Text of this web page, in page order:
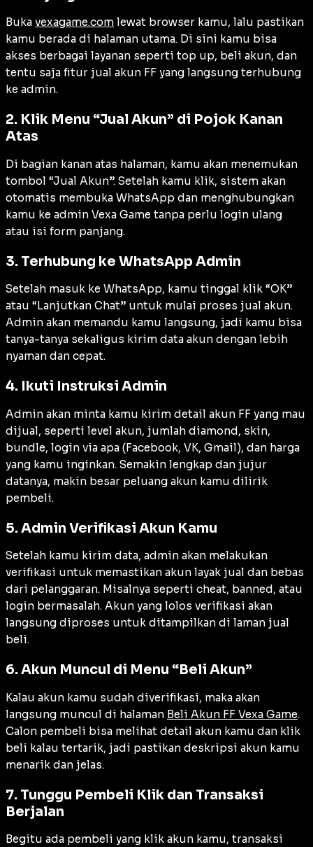
Buka vexagame.com lewat browser kamu, lalu pastikan
kamu berada di halaman utama. Di sini kamu bisa
akses berbagai layanan seperti top up, beli akun, dan
tentu saja fitur jual akun FF yang langsung terhubung
ke admin.
2. Klik Menu “Jual Akun” di Pojok Kanan
Atas
Di bagian kanan atas halaman, kamu akan menemukan
tombol “Jual Akun”. Setelah kamu klik, sistem akan
otomatis membuka WhatsApp dan menghubungkan
kamu ke admin Vexa Game tanpa perlu login ulang
atau isi form panjang.
3. Terhubung ke WhatsApp Admin
Setelah masuk ke WhatsApp, kamu tinggal klik “OK”
atau “Lanjutkan Chat” untuk mulai proses jual akun.
Admin akan memandu kamu langsung, jadi kamu bisa
tanya-tanya sekaligus kirim data akun dengan lebih
nyaman dan cepat.
4. Ikuti Instruksi Admin
Admin akan minta kamu kirim detail akun FF yang mau
dijual, seperti level akun, jumlah diamond, skin,
bundle, login via apa (Facebook, VK, Gmail), dan harga
yang kamu inginkan. Semakin lengkap dan jujur
datanya, makin besar peluang akun kamu dilirik
pembeli.
5. Admin Verifikasi Akun Kamu
Setelah kamu kirim data, admin akan melakukan
verifikasi untuk memastikan akun layak jual dan bebas
dari pelanggaran. Misalnya seperti cheat, banned, atau
login bermasalah. Akun yang lolos verifikasi akan
langsung diproses untuk ditampilkan di laman jual
beli.
6. Akun Muncul di Menu “Beli Akun”
Kalau akun kamu sudah diverifikasi, maka akan
langsung muncul di halaman Beli Akun FF Vexa Game.
Calon pembeli bisa melihat detail akun kamu dan klik
beli kalau tertarik, jadi pastikan deskripsi akun kamu
menarik dan jelas.
7. Tunggu Pembeli Klik dan Transaksi
Berjalan
Begitu ada pembeli yang klik akun kamu, transaksi